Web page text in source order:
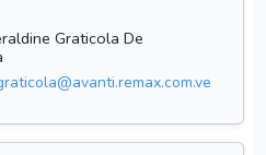
Graticola De